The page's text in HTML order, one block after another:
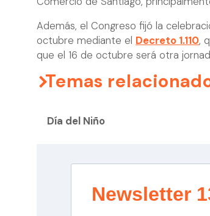
Además, el Congreso fijó la
octubre mediante el Decreto 1.110,
que el 16 de octubre será otra
Temas
Día del Niño
Newsletter